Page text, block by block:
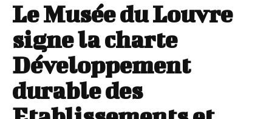
Le Musée du Louvre
signe la charte
Développement
durable des